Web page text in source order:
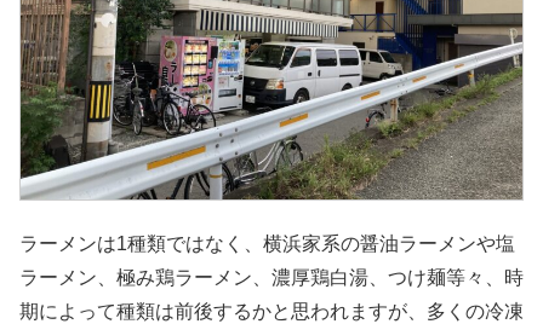
ラーメンは1種類ではなく、横浜家系の醤油ラーメンや塩
ラーメン、極み鶏ラーメン、濃厚鶏白湯、つけ麺等々、時
期によって種類は前後するかと思われますが、多くの冷凍